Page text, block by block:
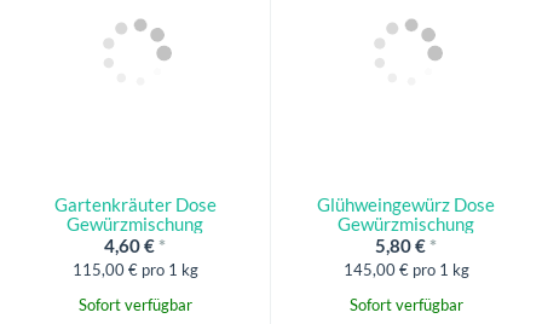
Gartenkräuter Dose
Gewürzmischung
4,60 € *
115,00 € pro 1 kg
Sofort verfügbar
Glühweingewürz Dose
Gewürzmischung
5,80 € *
145,00 € pro 1 kg
Sofort verfügbar